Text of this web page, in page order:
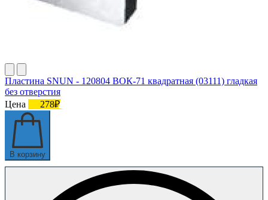
Пластина SNUN - 120804 ВОК-71 квадратная (03111) гладкая
без отверстия
Цена
278₽
В корзину